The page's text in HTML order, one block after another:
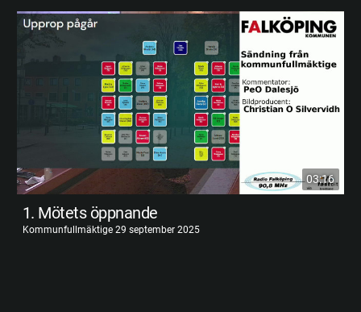
03:16
1. Mötets öppnande
Kommunfullmäktige 29 september 2025